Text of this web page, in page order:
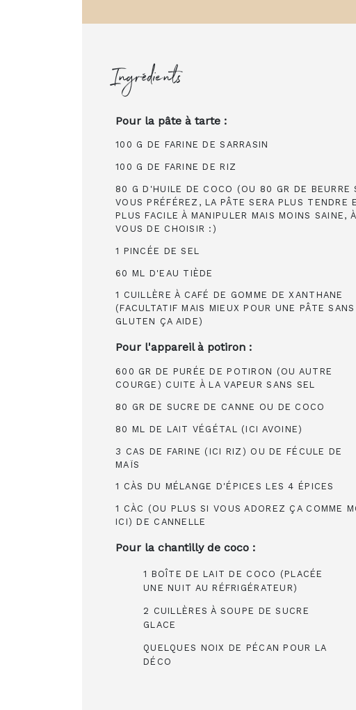
Ingrédients
Pour la pâte à tarte :
100 G DE FARINE DE SARRASIN
100 G DE FARINE DE RIZ
80 G D'HUILE DE COCO (OU 80 GR DE BEURRE
VOUS PRÉFÉREZ, LA PÂTE SERA PLUS TENDRE
PLUS FACILE À MANIPULER MAIS MOINS SAINE, À
VOUS DE CHOISIR :)
1 PINCÉE DE SEL
60 ML D'EAU TIÈDE
1 CUILLÈRE À CAFÉ DE GOMME DE XANTHANE
(FACULTATIF MAIS MIEUX POUR UNE PÂTE SANS
GLUTEN ÇA AIDE)
Pour l'appareil à potiron :
600 GR DE PURÉE DE POTIRON (OU AUTRE
COURGE) CUITE À LA VAPEUR SANS SEL
80 GR DE SUCRE DE CANNE OU DE COCO
80 ML DE LAIT VÉGÉTAL (ICI AVOINE)
3 CAS DE FARINE (ICI RIZ) OU DE FÉCULE DE
MAÏS
1 CÀS DU MÉLANGE D'ÉPICES LES 4 ÉPICES
1 CÀC (OU PLUS SI VOUS ADOREZ ÇA COMME
ICI) DE CANNELLE
Pour la chantilly de coco :
1 BOÎTE DE LAIT DE COCO (PLACÉE
UNE NUIT AU RÉFRIGÉRATEUR)
2 CUILLÈRES À SOUPE DE SUCRE
GLACE
QUELQUES NOIX DE PÉCAN POUR LA
DÉCO